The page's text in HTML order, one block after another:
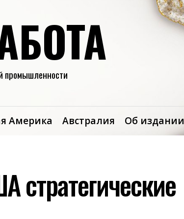
промышленности
Америка Австралия Об издании
стратегические